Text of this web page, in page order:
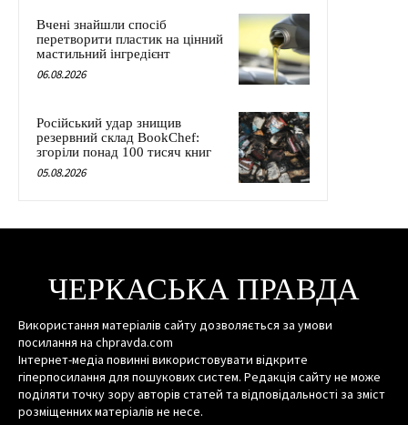
Вчені знайшли спосіб
перетворити пластик на цінний
мастильний інгредієнт
06.08.2026
Російський удар знищив
резервний склад BookChef:
згоріли понад 100 тисяч книг
05.08.2026
ЧЕРКАСЬКА ПРАВДА
Використання матеріалів сайту дозволяється за умови
посилання на chpravda.com
Інтернет-медіа повинні використовувати відкрите
гіперпосилання для пошукових систем. Редакція сайту не може
поділяти точку зору авторів статей та відповідальності за зміст
розміщенних матеріалів не несе.